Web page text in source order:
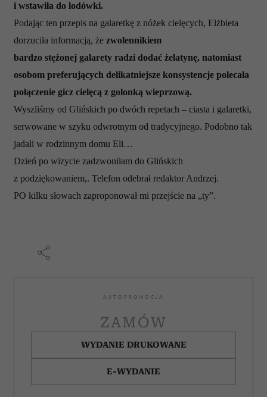
i wstawiła do lodówki.
Podając ten przepis na galaretkę z nóżek cielęcych, Elżbieta
dorzuciła informacją, że zwolennikiem
bardzo stężonej galarety radzi dodać żelatynę, natomiast
osobom preferujących delikatniejsze konsystencje polecała
połączenie gicz cielęcą z golonką wieprzową.
Wyszliśmy od Glińskich po dwóch repetach – ciasta i galaretki,
serwowane w szyku odwrotnym od tradycyjnego. Podobno tak
jadali w rodzinnym domu Eli…
Dzień po wizycie zadzwoniłam do Glińskich
z podziękowaniem,. Telefon odebrał redaktor Andrzej.
PO kilku słowach zaproponował mi przejście na „ty”.
AUTOPROMOCJA